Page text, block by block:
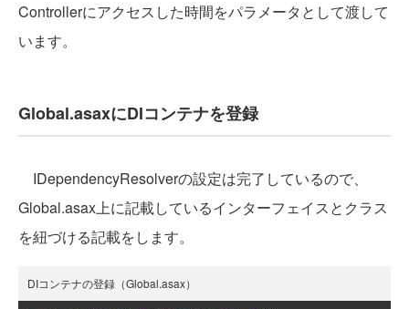
Controllerにアクセスした時間をパラメータとして渡して
います。
Global.asaxにDIコンテナを登録
IDependencyResolverの設定は完了しているので、
Global.asax上に記載しているインターフェイスとクラス
を紐づける記載をします。
DIコンテナの登録（Global.asax）